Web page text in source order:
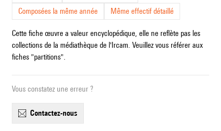
Composées la même année
Même effectif détaillé
Cette fiche œuvre a valeur encyclopédique, elle ne reflète pas les
collections de la médiathèque de l'Ircam. Veuillez vous référer aux
fiches "partitions".
Vous constatez une erreur ?
contactez-nous